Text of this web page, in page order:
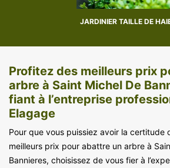
JARDINIER TAILLE DE
Profitez des meilleurs prix
arbre à Saint Michel De
fiant à l’entreprise
Elagage
Pour que vous puissiez avoir la certitude
meilleurs prix pour abattre un arbre à
Bannieres, choisissez de vous fier à